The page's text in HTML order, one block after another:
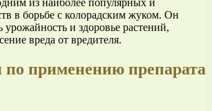
из наиболее популярных и
в борьбе с колорадским жуком. Он
урожайность и здоровье растений,
вреда от вредителя.
применению препарата